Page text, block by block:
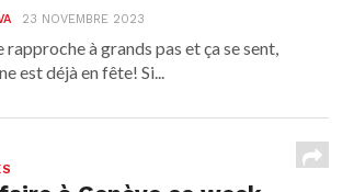
23 NOVEMBRE 2023
rapproche à grands pas et ça se sent,
est déjà en fête! Si...